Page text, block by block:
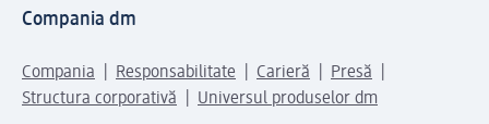
Compania dm
Compania Responsabilitate Carieră
Presă
Structura corporativă
Universul produselor dm